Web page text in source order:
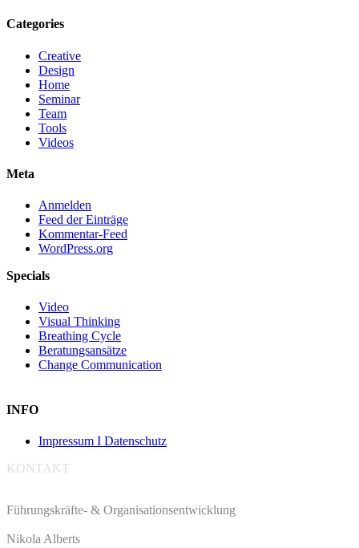
Categories
Creative
Design
Home
Seminar
Team
Tools
Videos
Meta
Anmelden
Feed der Einträge
Kommentar-Feed
WordPress.org
Specials
Video
Visual Thinking
Breathing Cycle
Beratungsansätze
Change Communication
INFO
Impressum I Datenschutz
KONTAKT
Führungskräfte- & Organisationsentwicklung
Nikola Alberts